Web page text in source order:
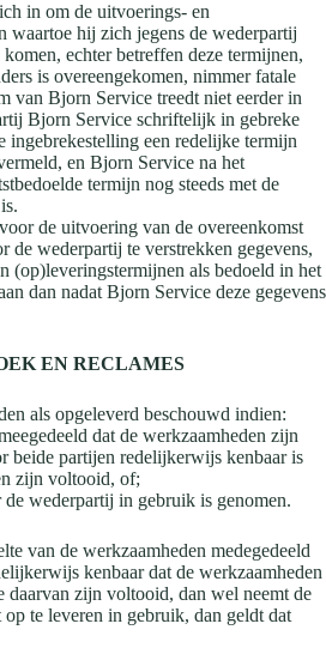
in om de uitvoerings- en
waartoe hij zich jegens de wederpartij
echter betreffen deze termijnen,
is overeengekomen, nimmer fatale
van Bjorn Service treedt niet eerder in
Bjorn Service schriftelijk in gebreke
ingebrekestelling een redelijke termijn
en Bjorn Service na het
termijn nog steeds met de
de uitvoering van de overeenkomst
de wederpartij te verstrekken gegevens,
(op)leveringstermijnen als bedoeld in het
dan nadat Bjorn Service deze gegevens
EN RECLAMES
als opgeleverd beschouwd indien:
dat de werkzaamheden zijn
beide partijen redelijkerwijs kenbaar is
zijn voltooid, of;
de wederpartij in gebruik is genomen.
van de werkzaamheden medegedeeld
kenbaar dat de werkzaamheden
daarvan zijn voltooid, dan wel neemt de
te leveren in gebruik, dan geldt dat